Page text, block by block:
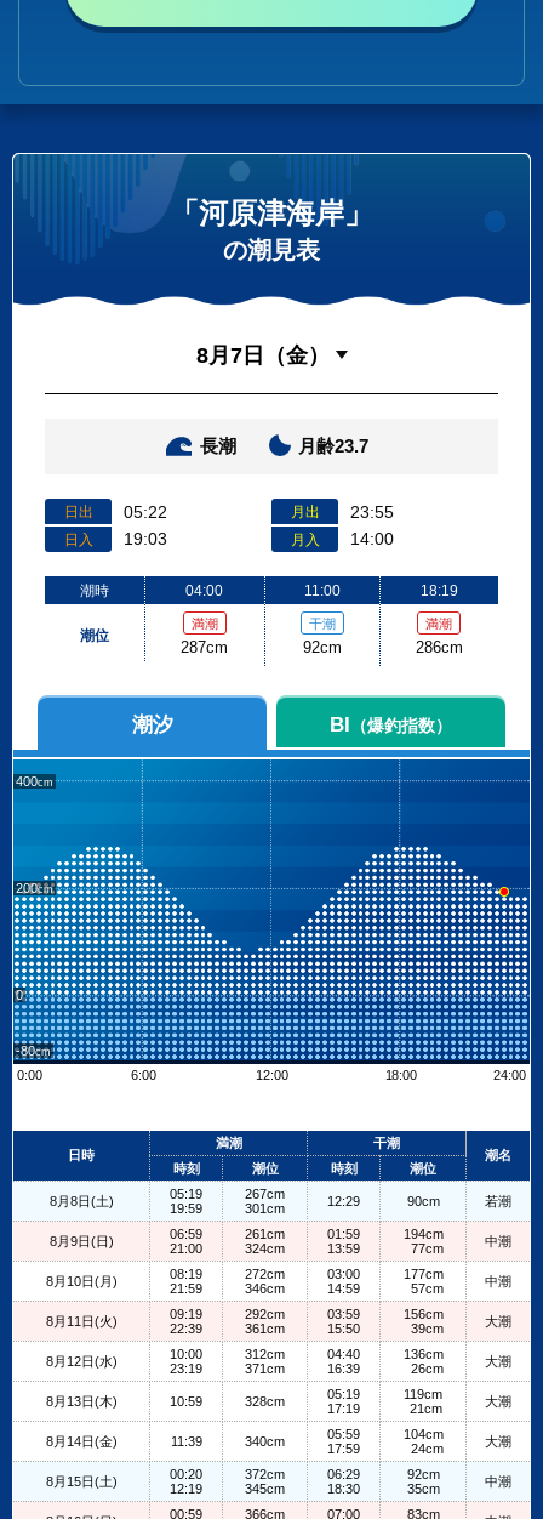
「河原津海岸」
の潮見表
長潮 月齢23.7
日出 05:22
日入 19:03
月出 23:55
月入 14:00
潮時
潮位
04:00
満潮
287cm
11:00
干潮
92cm
18:19
満潮
286cm
潮汐 BI （爆釣指数）
400
200
0
-80
0:00
6:00 12:00 18:00 24:00
+
日時
満潮
干潮
潮名
時刻
潮位 時刻 潮位
8月8日(土)
05:19
19:59
267cm
301cm
12:29 90cm 若潮
8月9日(日)
06:59
21:00
261cm
324cm
01:59
13:59
194cm
77cm
中潮
8月10日(月)
08:19
21:59
272cm
346cm
03:00
14:59
177cm
57cm
中潮
8月11日(火)
09:19
22:39
292cm
361cm
03:59
15:50
156cm
39cm
大潮
8月12日(水)
10:00
23:19
312cm
371cm
04:40
16:39
136cm
26cm
大潮
8月13日(木) 10:59 328cm
05:19
17:19
119cm
21cm
大潮
8月14日(金) 11:39 340cm
05:59
17:59
104cm
24cm
大潮
8月15日(土)
00:20
12:19
372cm
345cm
06:29
18:30
92cm
35cm
中潮
00:59
366cm
07:00
83cm